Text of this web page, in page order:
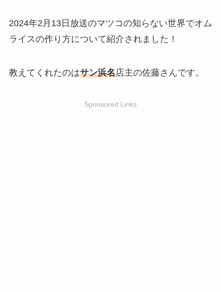
2024年2月13日放送のマツコの知らない世界でオム
ライスの作り方について紹介されました！
教えてくれたのはサン浜名店主の佐藤さんです。
Sponsored Links